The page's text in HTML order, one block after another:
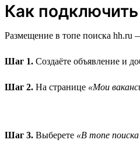
Как
Размещение в топе поиска hh.ru
Шаг 1. Создаёте объявление и
Шаг 2. На странице «Мои
Шаг 3. Выберете «В топе